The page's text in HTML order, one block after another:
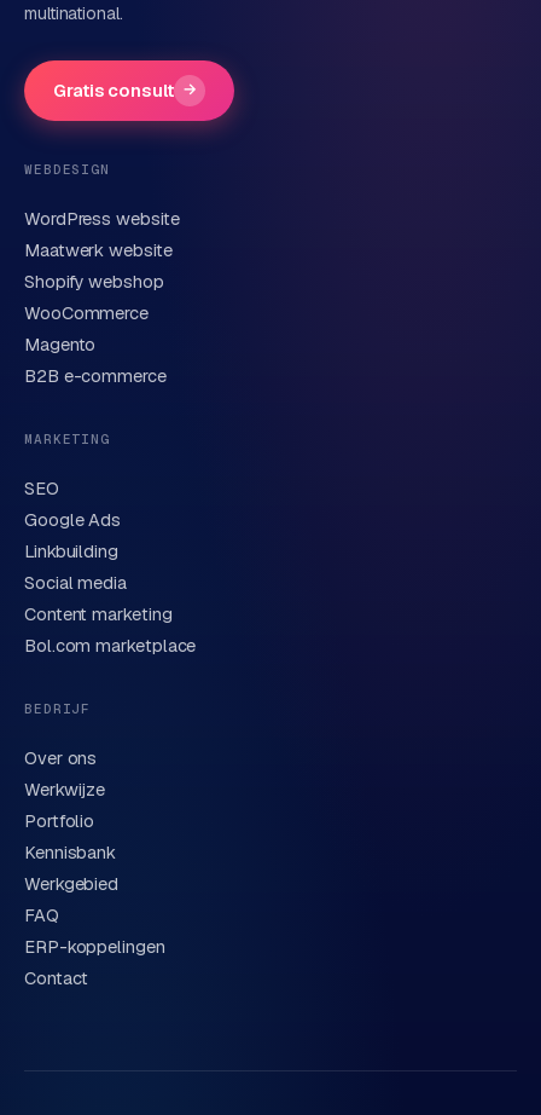
Bedrijfsnaam
Telefoonnummer(optioneel)
E-mail
Korte omschrijving van je vraag of project
Verstuur aanvraag
We behandelen je gegevens zorgvuldig conform onze
privacyverklaring
multinational.
Gratis consult →
WEBDESIGN
WordPress website
Maatwerk website
Shopify webshop
WooCommerce
Magento
B2B e-commerce
MARKETING
SEO
Google Ads
Linkbuilding
Social media
Content marketing
Bol.com marketplace
BEDRIJF
Over ons
Werkwijze
Portfolio
Kennisbank
Werkgebied
FAQ
ERP-koppelingen
Contact